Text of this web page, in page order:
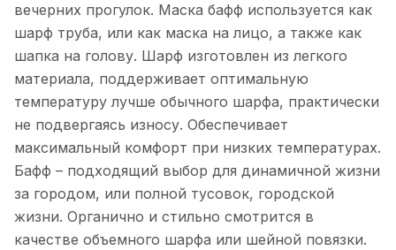
вечерних прогулок. Маска бафф используется как
шарф труба, или как маска на лицо, а также как
шапка на голову. Шарф изготовлен из легкого
материала, поддерживает оптимальную
температуру лучше обычного шарфа, практически
не подвергаясь износу. Обеспечивает
максимальный комфорт при низких температурах.
Бафф – подходящий выбор для динамичной жизни
за городом, или полной тусовок, городской
жизни. Органично и стильно смотрится в
качестве объемного шарфа или шейной повязки.